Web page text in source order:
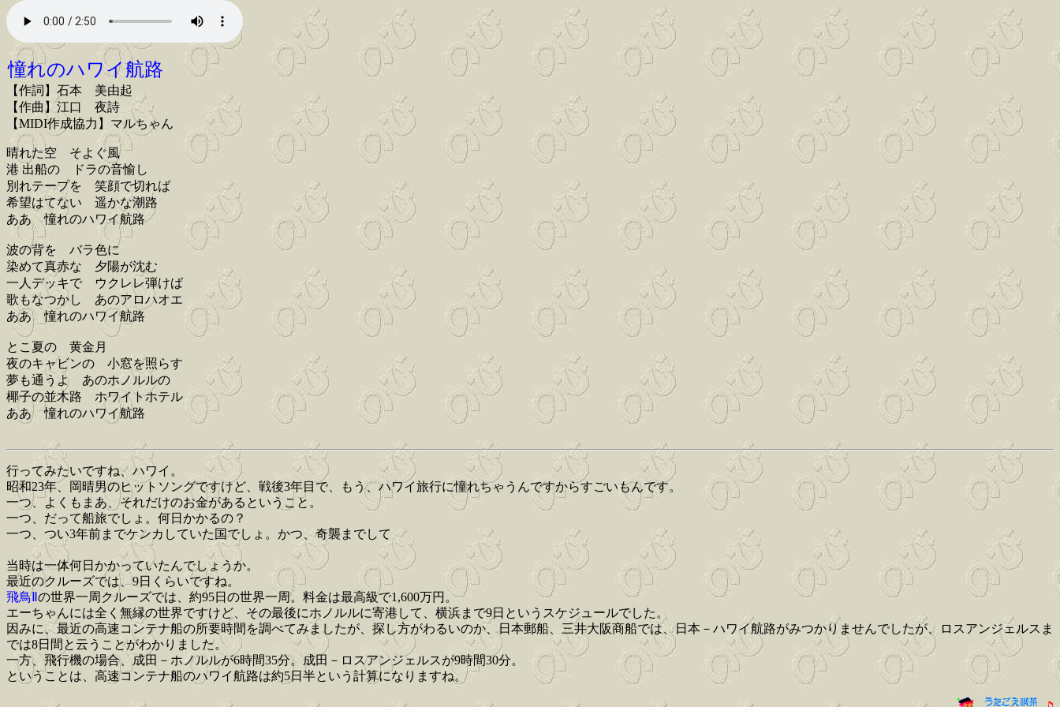
憧れのハワイ航路
【作詞】石本 美由起
【作曲】江口 夜詩
【MIDI作成協力】マルちゃん
晴れた空 そよぐ風
港 出船の ドラの音愉し
別れテープを 笑顔で切れば
希望はてない 遥かな潮路
ああ 憧れのハワイ航路
波の背を バラ色に
染めて真赤な 夕陽が沈む
一人デッキで ウクレレ弾けば
歌もなつかし あのアロハオエ
ああ 憧れのハワイ航路
とこ夏の 黄金月
夜のキャビンの 小窓を照らす
夢も通うよ あのホノルルの
椰子の並木路 ホワイトホテル
ああ 憧れのハワイ航路
行ってみたいですね、ハワイ。
昭和23年、岡晴男のヒットソングですけど、戦後3年目で、もう、ハワイ旅行に憧れちゃうんですからすごいもんです。
一つ、よくもまあ、それだけのお金があるということ。
一つ、だって船旅でしょ。何日かかるの？
一つ、つい3年前までケンカしていた国でしょ。かつ、奇襲までして
当時は一体何日かかっていたんでしょうか。
最近のクルーズでは、9日くらいですね。
飛鳥Ⅱ の世界一周クルーズでは、約95日の世界一周。料金は最高級で1,600万円。
エーちゃんには全く無縁の世界ですけど、その最後にホノルルに寄港して、横浜まで9日というスケジュールでした。
因みに、最近の高速コンテナ船の所要時間を調べてみましたが、探し方がわるいのか、日本郵船、三井大阪商船では、日本－ハワイ航路がみつかりませんでしたが、ロスアンジェルスま
では8日間と云うことがわかりました。
一方、飛行機の場合、成田－ホノルルが6時間35分。成田－ロスアンジェルスが9時間30分。
ということは、高速コンテナ船のハワイ航路は約5日半という計算になりますね。